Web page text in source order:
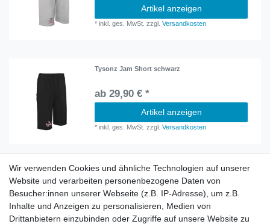
Artikel anzeigen
*inkl. ges. MwSt. zzgl.Versandkosten
Tysonz Jam Short schwarz
ab 29,90 € *
Artikel anzeigen
*inkl. ges. MwSt. zzgl.Versandkosten
Information
Versand mit DHL weltweit
Kostenloser Versand ab 40 €
Lieferung an Paketstation
Wir verwenden Cookies und ähnliche Technologien auf unserer
Website und verarbeiten personenbezogene Daten von
Besucher:innen unserer Webseite (z.B. IP-Adresse), um z.B.
Inhalte und Anzeigen zu personalisieren, Medien von
Drittanbietern einzubinden oder Zugriffe auf unsere Website zu